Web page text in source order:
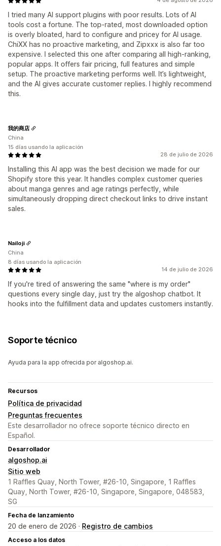
I tried many AI support plugins with poor results. Lots of AI
tools cost a fortune. The top-rated, most downloaded option
is overly bloated, hard to configure and pricey for AI usage.
ChiXX has no proactive marketing, and Zipxxx is also far too
expensive. I selected this one after comparing all high-ranking,
popular apps. It offers fair pricing, full features and simple
setup. The proactive marketing performs well. It’s lightweight,
and the AI gives accurate customer replies. I highly recommend
this.
28 de julio de 2026
Installing this AI app was the best decision we made for our
Shopify store this year. It handles complex customer queries
about manga genres and age ratings perfectly, while
simultaneously dropping direct checkout links to drive instant
sales.
我的商店
China
15 días usando la aplicación
14 de julio de 2026
If you're tired of answering the same "where is my order"
questions every single day, just try the algoshop chatbot. It
hooks into the fulfillment data and updates customers instantly.
Nailoji
China
8 días usando la aplicación
Soporte técnico
Ayuda para la app ofrecida por algoshop.ai.
Recursos
Política de privacidad
Preguntas frecuentes
Este desarrollador no ofrece soporte técnico directo en
Español.
Desarrollador
algoshop.ai
Sitio web
1 Raffles Quay, North Tower, #26-10, Singapore, 1 Raffles
Quay, North Tower, #26-10, Singapore, Singapore, 048583,
SG
Fecha de lanzamiento
20 de enero de 2026 · Registro de cambios
Acceso a los datos